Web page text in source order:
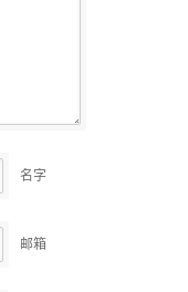
名字
邮箱